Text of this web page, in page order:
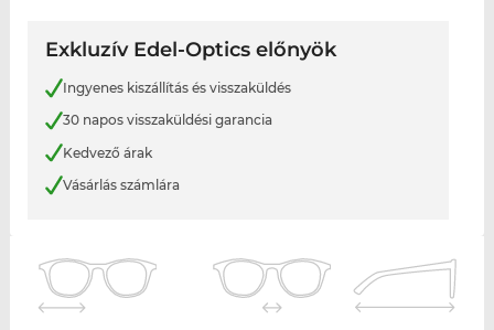
Exkluzív Edel-Optics előnyök
Ingyenes kiszállítás és visszaküldés
30 napos visszaküldési garancia
Kedvező árak
Vásárlás számlára